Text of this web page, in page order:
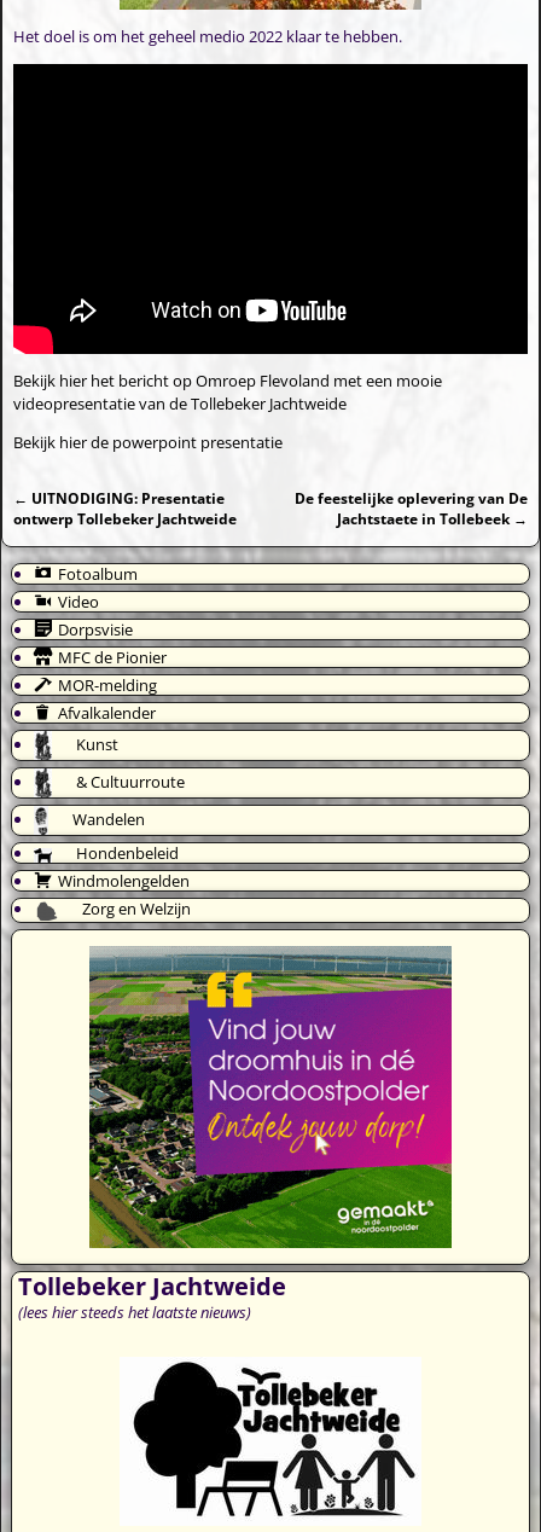
Het doel is om het geheel medio 2022 klaar te hebben.
Bekijk hier het bericht op Omroep Flevoland met een mooie
videopresentatie van de Tollebeker Jachtweide
Bekijk hier de powerpoint presentatie
Bericht navigatie
← UITNODIGING: Presentatie
ontwerp Tollebeker Jachtweide
De feestelijke oplevering van De
Jachtstaete in Tollebeek →
Fotoalbum
Video
Dorpsvisie
MFC de Pionier
MOR-melding
Afvalkalender
Kunst
& Cultuurroute
Wandelen
Hondenbeleid
Windmolengelden
Zorg en Welzijn
Tollebeker Jachtweide
(lees hier steeds het laatste nieuws)